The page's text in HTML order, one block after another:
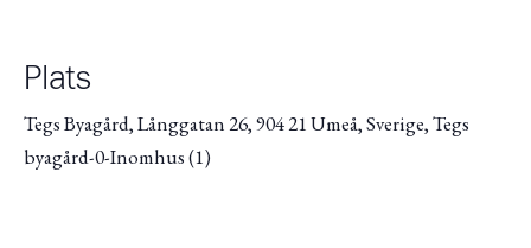
Plats
Tegs Byagård, Långgatan 26, 904 21 Umeå, Sverige, Tegs
byagård-0-Inomhus (1)